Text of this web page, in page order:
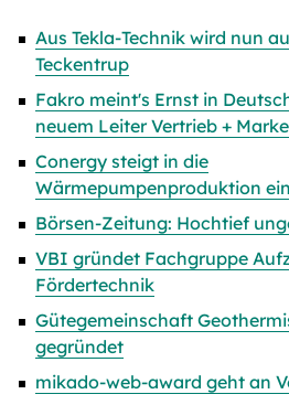
Aus Tekla-Technik wird nun
Teckentrup
Fakro meint's Ernst in
neuem Leiter Vertrieb +
Conergy steigt in die
Wärmepumpenproduktion ein
Börsen-Zeitung: Hochtief
VBI gründet Fachgruppe
Fördertechnik
Gütegemeinschaft
gegründet
mikado-web-award geht an